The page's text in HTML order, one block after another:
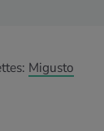
Migusto